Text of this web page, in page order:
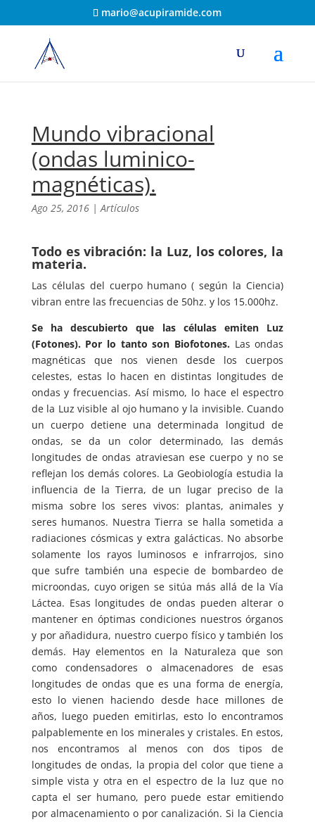
mario@acupiramide.com
Mundo vibracional
(ondas luminico-
magnéticas).
Ago 25, 2016|Artículos
Todo es vibración: la Luz, los colores, la
materia.
Las células del cuerpo humano ( según la Ciencia)
vibran entre las frecuencias de 50hz. y los 15.000hz.
Se ha descubierto que las células emiten Luz
(Fotones). Por lo tanto son Biofotones. Las ondas
magnéticas que nos vienen desde los cuerpos
celestes, estas lo hacen en distintas longitudes de
ondas y frecuencias. Así mismo, lo hace el espectro
de la Luz visible al ojo humano y la invisible. Cuando
un cuerpo detiene una determinada longitud de
ondas, se da un color determinado, las demás
longitudes de ondas atraviesan ese cuerpo y no se
reflejan los demás colores. La Geobiología estudia la
influencia de la Tierra, de un lugar preciso de la
misma sobre los seres vivos: plantas, animales y
seres humanos. Nuestra Tierra se halla sometida a
radiaciones cósmicas y extra galácticas. No absorbe
solamente los rayos luminosos e infrarrojos, sino
que sufre también una especie de bombardeo de
microondas, cuyo origen se sitúa más allá de la Vía
Láctea. Esas longitudes de ondas pueden alterar o
mantener en óptimas condiciones nuestros órganos
y por añadidura, nuestro cuerpo físico y también los
demás. Hay elementos en la Naturaleza que son
como condensadores o almacenadores de esas
longitudes de ondas que es una forma de energía,
esto lo vienen haciendo desde hace millones de
años, luego pueden emitirlas, esto lo encontramos
palpablemente en los minerales y cristales. En estos,
nos encontramos al menos con dos tipos de
longitudes de ondas, la propia del color que tiene a
simple vista y otra en el espectro de la luz que no
capta el ser humano, pero puede estar emitiendo
por almacenamiento o por canalización. Si la Ciencia